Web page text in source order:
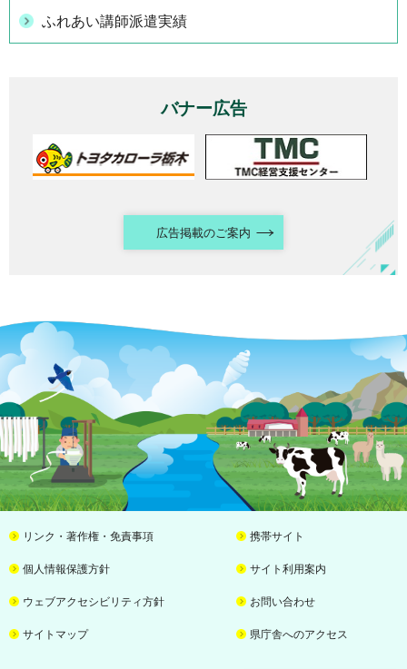
ふれあい講師派遣実績
バナー広告
広告掲載のご案内
リンク・著作権・免責事項 携帯サイト
個人情報保護方針 サイト利用案内
ウェブアクセシビリティ方針 お問い合わせ
サイトマップ 県庁舎へのアクセス